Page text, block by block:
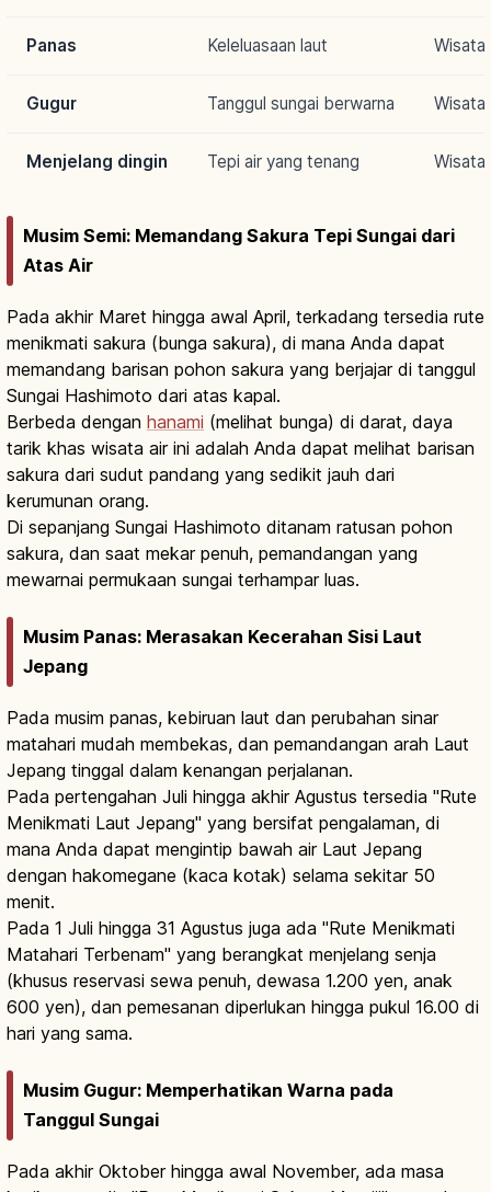
Panas Keleluasaan laut Wisata
Gugur Tanggul sungai berwarna
Menjelang dingin Tepi air yang tenang Wisata
Musim Semi: Memandang Sakura Tepi Sungai dari
Atas Air
Pada akhir Maret hingga awal April, terkadang tersedia rute
menikmati sakura (bunga sakura), di mana Anda dapat
memandang barisan pohon sakura yang berjajar di tanggul
Sungai Hashimoto dari atas kapal.
Berbeda dengan hanami (melihat bunga) di darat, daya
tarik khas wisata air ini adalah Anda dapat melihat barisan
sakura dari sudut pandang yang sedikit jauh dari
kerumunan orang.
Di sepanjang Sungai Hashimoto ditanam ratusan pohon
sakura, dan saat mekar penuh, pemandangan yang
mewarnai permukaan sungai terhampar luas.
Musim Panas: Merasakan Kecerahan Sisi Laut
Jepang
Pada musim panas, kebiruan laut dan perubahan sinar
matahari mudah membekas, dan pemandangan arah Laut
Jepang tinggal dalam kenangan perjalanan.
Pada pertengahan Juli hingga akhir Agustus tersedia "Rute
Menikmati Laut Jepang" yang bersifat pengalaman, di
mana Anda dapat mengintip bawah air Laut Jepang
dengan hakomegane (kaca kotak) selama sekitar 50
menit.
Pada 1 Juli hingga 31 Agustus juga ada "Rute Menikmati
Matahari Terbenam" yang berangkat menjelang senja
(khusus reservasi sewa penuh, dewasa 1.200 yen, anak
600 yen), dan pemesanan diperlukan hingga pukul 16.00 di
hari yang sama.
Musim Gugur: Memperhatikan Warna pada
Tanggul Sungai
Pada akhir Oktober hingga awal November, ada masa